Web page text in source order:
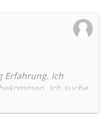
Erfahrung. Ich
Ich suche
was man sich im